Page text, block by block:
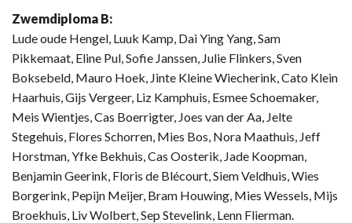
Zwemdiploma B:
Lude oude Hengel, Luuk Kamp, Dai Ying Yang, Sam
Pikkemaat, Eline Pul, Sofie Janssen, Julie Flinkers, Sven
Boksebeld, Mauro Hoek, Jinte Kleine Wiecherink, Cato Klein
Haarhuis, Gijs Vergeer, Liz Kamphuis, Esmee Schoemaker,
Meis Wientjes, Cas Boerrigter, Joes van der Aa, Jelte
Stegehuis, Flores Schorren, Mies Bos, Nora Maathuis, Jeff
Horstman, Yfke Bekhuis, Cas Oosterik, Jade Koopman,
Benjamin Geerink, Floris de Blécourt, Siem Veldhuis, Wies
Borgerink, Pepijn Meijer, Bram Houwing, Mies Wessels, Mijs
Broekhuis, Liv Wolbert, Sep Stevelink, Lenn Flierman.